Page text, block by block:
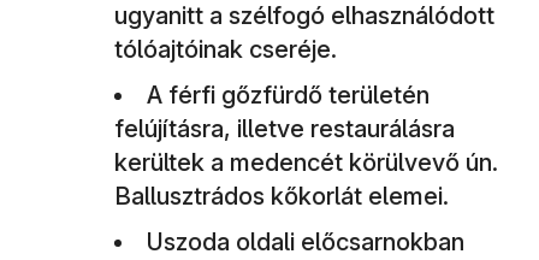
ugyanitt a szélfogó elhasználódott
tólóajtóinak cseréje.
A férfi gőzfürdő területén
felújításra, illetve restaurálásra
kerültek a medencét körülvevő ún.
Ballusztrádos kőkorlát elemei.
Uszoda oldali előcsarnokban